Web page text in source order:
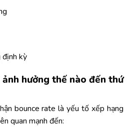
định kỳ
hưởng thế nào đến thứ
bounce rate là yếu tố xếp hạng
quan mạnh đến: